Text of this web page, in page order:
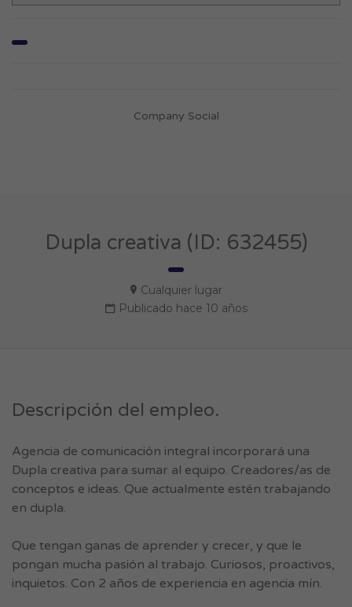
Company Social
Dupla creativa (ID: 632455)
Cualquier lugar
Publicado hace 10 años
Descripción del empleo.
Agencia de comunicación integral incorporará una
Dupla creativa para sumar al equipo. Creadores/as de
conceptos e ideas. Que actualmente estén trabajando
en dupla.
Que tengan ganas de aprender y crecer, y que le
pongan mucha pasión al trabajo. Curiosos, proactivos,
inquietos. Con 2 años de experiencia en agencia mín.